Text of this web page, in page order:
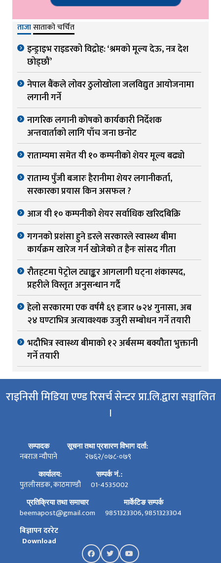
ताजासाताको चर्चित
इन्ड्राइभ राइडरको विद्रोह: ‘श्रमको मूल्य देऊ, नत्र देश
छोड्छौं’
नेपाल बैंकले लोवर ठुलोखोला जलविद्युत आयोजनामा
लगानी गर्ने
नागरिक लगानी कोषको कार्यकारी निर्देशक
अन्तवार्ताको लागि पाँच जना छनोट
राताम्यमा समेत यी १० कम्पनीको शेयर मूल्य बढ्यो
राताम्य पुँजी बजारः हैरानीमा शेयर लगानीकर्ता,
सरकारका प्रयास किन असफल ?
आज यी १० कम्पनीको शेयर सर्वाधिक खरिदबिक्रि
गगनको प्रशंसा हुने डरले सरकारले स्वास्थ्य बीमा
कार्यक्रम खारेज गर्न खोजेको त हैनः सांसद गीता
रौतहटमा पेट्रोल ट्याङ्कर आगलागी घट्ना शंकास्पद,
प्रहरीले विस्तृत अनुसन्धान गर्दै
हेलो सरकारमा एक वर्षमै ६९ हजार ७२४ गुनासा, अब
२४ घण्टाभित्र अत्यावश्यक उजुरी सम्बोधन गर्ने तयारी
भदौभित्र स्वास्थ्य बीमाको १२ अर्बसम्म बक्यौता भुक्तानी
गर्ने तयारी
राइनिसी मिडिया एण्ड रिसर्च सेन्टर प्रा.लि.द्वारा सञ्चालित
।
सम्पादक
नबराज न्यौपाने
सूचना तथा प्रशारण विभाग दर्ता:
२७६२/०७८-०७९
कार्यालय:
पुतलीसडक, काठमाण्डौ
सम्पर्क नं.:
01-4535002
प्रतिक्रिया तथा समाचार
beemapost@gmail.com
मार्केटिङ सम्पर्क
9851323306, 9851323304
बिज्ञापन दररेट
Download